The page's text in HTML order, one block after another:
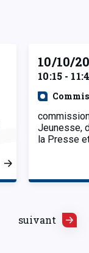
10/10/
10:15 -
Jeunesse,
la Presse
suivant